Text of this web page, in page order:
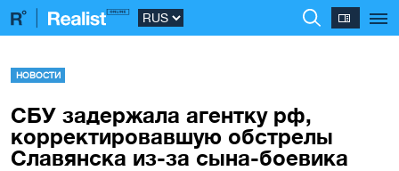
НОВОСТИ
СБУ задержала агентку рф,
корректировавшую обстрелы
Славянска из-за сына-боевика